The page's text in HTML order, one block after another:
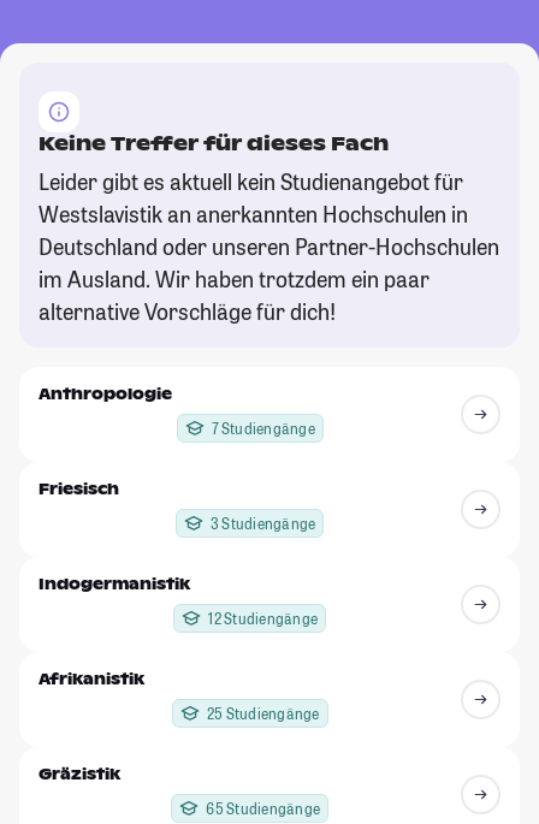
Keine Treffer für dieses Fach
Leider gibt es aktuell kein Studienangebot für
Westslavistik an anerkannten Hochschulen in
Deutschland oder unseren Partner-Hochschulen
im Ausland. Wir haben trotzdem ein paar
alternative Vorschläge für dich!
Anthropologie
7 Studiengänge
Friesisch
3 Studiengänge
Indogermanistik
12 Studiengänge
Afrikanistik
25 Studiengänge
Gräzistik
65 Studiengänge